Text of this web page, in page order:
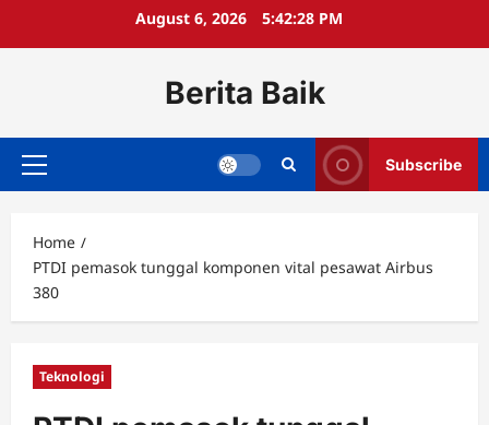
August 6, 2026 5:42:28 PM
Berita Baik
Primary
Subscribe
Home
PTDI pemasok tunggal komponen vital pesawat Airbus
380
Teknologi